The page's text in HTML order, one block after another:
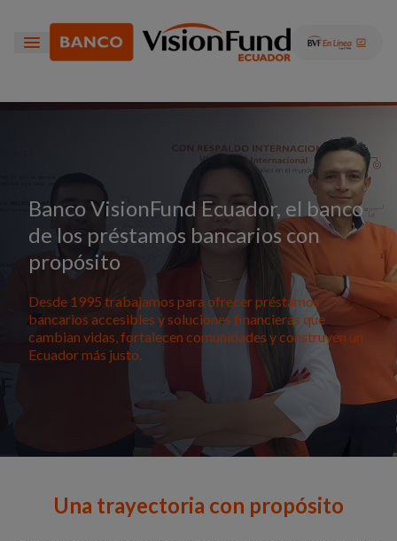
Banco VisionFund Ecuador, el banco
de los préstamos bancarios con
propósito
Desde 1995 trabajamos para ofrecer préstamos
bancarios accesibles y soluciones financieras que
cambian vidas, fortalecen comunidades y construyen un
Ecuador más justo.
Una trayectoria con propósito